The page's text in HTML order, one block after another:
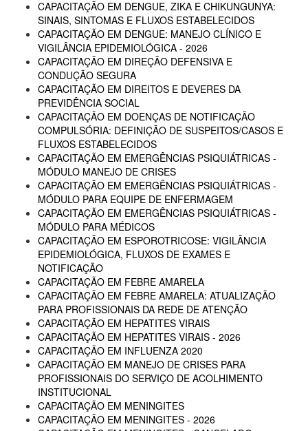
CAPACITAÇÃO EM DENGUE, ZIKA E CHIKUNGUNYA:
SINAIS, SINTOMAS E FLUXOS ESTABELECIDOS
CAPACITAÇÃO EM DENGUE: MANEJO CLÍNICO E
VIGILÂNCIA EPIDEMIOLÓGICA - 2026
CAPACITAÇÃO EM DIREÇÃO DEFENSIVA E
CONDUÇÃO SEGURA
CAPACITAÇÃO EM DIREITOS E DEVERES DA
PREVIDÊNCIA SOCIAL
CAPACITAÇÃO EM DOENÇAS DE NOTIFICAÇÃO
COMPULSÓRIA: DEFINIÇÃO DE SUSPEITOS/CASOS E
FLUXOS ESTABELECIDOS
CAPACITAÇÃO EM EMERGÊNCIAS PSIQUIÁTRICAS -
MÓDULO MANEJO DE CRISES
CAPACITAÇÃO EM EMERGÊNCIAS PSIQUIÁTRICAS -
MÓDULO PARA EQUIPE DE ENFERMAGEM
CAPACITAÇÃO EM EMERGÊNCIAS PSIQUIÁTRICAS -
MÓDULO PARA MÉDICOS
CAPACITAÇÃO EM ESPOROTRICOSE: VIGILÂNCIA
EPIDEMIOLÓGICA, FLUXOS DE EXAMES E
NOTIFICAÇÃO
CAPACITAÇÃO EM FEBRE AMARELA
CAPACITAÇÃO EM FEBRE AMARELA: ATUALIZAÇÃO
PARA PROFISSIONAIS DA REDE DE ATENÇÃO
CAPACITAÇÃO EM HEPATITES VIRAIS
CAPACITAÇÃO EM HEPATITES VIRAIS - 2026
CAPACITAÇÃO EM INFLUENZA 2020
CAPACITAÇÃO EM MANEJO DE CRISES PARA
PROFISSIONAIS DO SERVIÇO DE ACOLHIMENTO
INSTITUCIONAL
CAPACITAÇÃO EM MENINGITES
CAPACITAÇÃO EM MENINGITES - 2026